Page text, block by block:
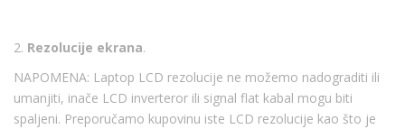
2. Rezolucije ekrana.
NAPOMENA: Laptop LCD rezolucije ne možemo nadograditi ili
umanjiti, inače LCD inverteror ili signal flat kabal mogu biti
spaljeni. Preporučamo kupovinu iste LCD rezolucije kao što je